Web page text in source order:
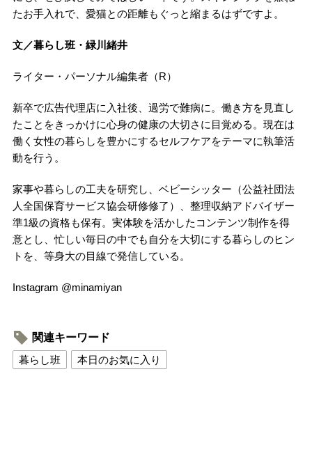
たお手入れで、愛猫との距離もぐっと縮まるはずですよ。
文／暮らし班・緑川緒井
ライター・パーソナル編集者（R）
新卒で広告代理店に入社後、過労で難病に。働き方を見直し
たことをきっかけに心身の健康の大切さに目覚める。現在は
働く女性の暮らしを豊かにするセルフケアをテーマに執筆活
動を行う。
家事や暮らしの工夫を研究し、ベビーシッター（公益社団法
人全国保育サービス協会研修修了）、整理収納アドバイザー
準1級の資格も保有。実体験を活かしたコンテンツ制作を得
意とし、忙しい毎日の中でも自分を大切にする暮らしのヒン
トを、等身大の目線で発信している。
Instagram @minamiyan
関連キーワード
暮らし班
本日のお気に入り